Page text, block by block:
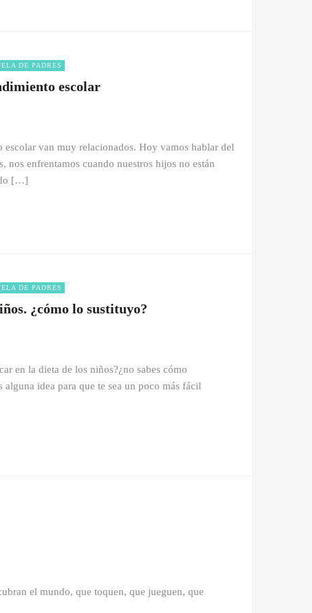
DE PADRES
escolar
escolar van muy relacionados. Hoy vamos hablar del
nos enfrentamos cuando nuestros hijos no están
[…]
DE PADRES
¿cómo lo sustituyo?
en la dieta de los niños?¿no sabes cómo
alguna idea para que te sea un poco más fácil
el mundo, que toquen, que jueguen, que